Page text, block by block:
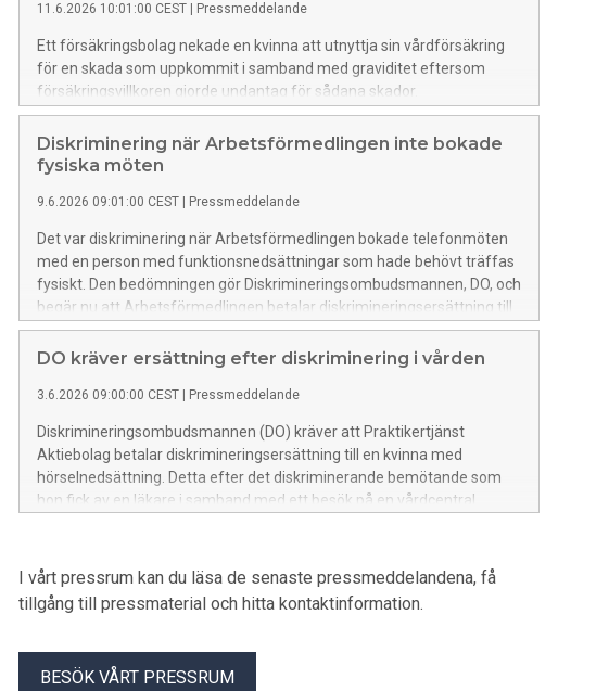
11.6.2026 10:01:00 CEST Pressmeddelande
Ett försäkringsbolag nekade en kvinna att utnyttja sin vårdförsäkring
för en skada som uppkommit i samband med graviditet eftersom
försäkringsvillkoren gjorde undantag för sådana skador.
Diskrimineringsombudsmannen, DO, menar att kvinnan utsatts för
könsdiskriminering och begär nu att försäkringsbolaget betalar
diskrimineringsersättning till henne.
Diskriminering när Arbetsförmedlingen inte bokade
fysiska möten
9.6.2026 09:01:00 CEST Pressmeddelande
Det var diskriminering när Arbetsförmedlingen bokade telefonmöten
med en person med funktionsnedsättningar som hade behövt träffas
fysiskt. Den bedömningen gör Diskrimineringsombudsmannen, DO, och
begär nu att Arbetsförmedlingen betalar diskrimineringsersättning till
kvinnan.
DO kräver ersättning efter diskriminering i vården
3.6.2026 09:00:00 CEST Pressmeddelande
Diskrimineringsombudsmannen (DO) kräver att Praktikertjänst
Aktiebolag betalar diskrimineringsersättning till en kvinna med
hörselnedsättning. Detta efter det diskriminerande bemötande som
hon fick av en läkare i samband med ett besök på en vårdcentral.
I vårt pressrum kan du läsa de senaste pressmeddelandena, få
tillgång till pressmaterial och hitta kontaktinformation.
BESÖK VÅRT PRESSRUM